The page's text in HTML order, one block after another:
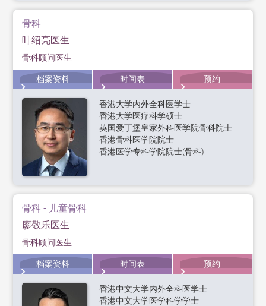
骨科
叶绍亮医生
骨科顾问医生
档案资料 时间表 预约
香港大学内外全科医学士
香港大学医疗科学硕士
英国爱丁堡皇家外科医学院骨科院士
香港骨科医学院院士
香港医学专科学院院士(骨科)
骨科 - 儿童骨科
廖敬乐医生
骨科顾问医生
档案资料 时间表 预约
香港中文大学内外全科医学士
香港中文大学医学科学学士